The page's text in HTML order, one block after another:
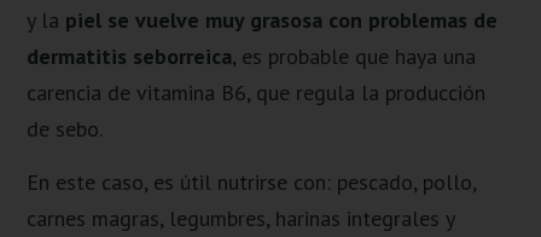
y la piel se vuelve muy grasosa con problemas de
dermatitis seborreica, es probable que haya una
carencia de vitamina B6, que regula la producción
de sebo.
En este caso, es útil nutrirse con: pescado, pollo,
carnes magras, legumbres, harinas integrales y